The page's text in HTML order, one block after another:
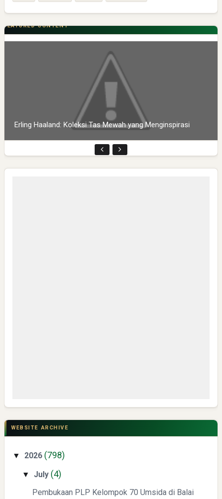
FEATURED CONTENT
Erling Haaland: Koleksi Tas Mewah yang Menginspirasi
Hasil Panen
WEBSITE ARCHIVE
▼ 2026 (798)
▼ July (4)
Pembukaan PLP Kelompok 70 Umsida di Balai